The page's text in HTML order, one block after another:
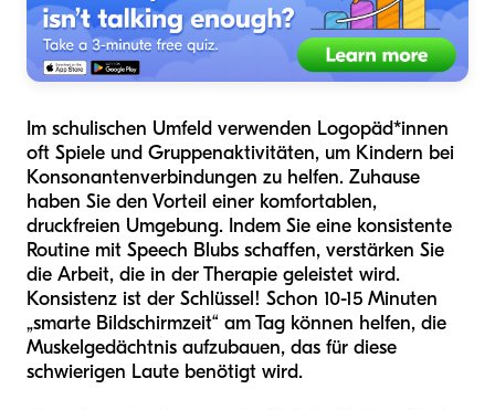
Im schulischen Umfeld verwenden Logopäd*innen
oft Spiele und Gruppenaktivitäten, um Kindern bei
Konsonantenverbindungen zu helfen. Zuhause
haben Sie den Vorteil einer komfortablen,
druckfreien Umgebung. Indem Sie eine konsistente
Routine mit Speech Blubs schaffen, verstärken Sie
die Arbeit, die in der Therapie geleistet wird.
Konsistenz ist der Schlüssel! Schon 10-15 Minuten
„smarte Bildschirmzeit“ am Tag können helfen, die
Muskelgedächtnis aufzubauen, das für diese
schwierigen Laute benötigt wird.